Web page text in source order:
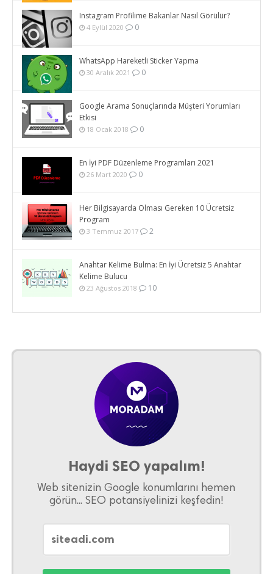
Instagram Profilime Bakanlar Nasıl Görülür?
4 Eylül 2020 0
WhatsApp Hareketli Sticker Yapma
30 Aralık 2021 0
Google Arama Sonuçlarında Müşteri Yorumları
Etkisi
18 Ocak 2018 0
En İyi PDF Düzenleme Programları 2021
26 Mart 2020 0
Her Bilgisayarda Olması Gereken 10 Ücretsiz
Program
3 Temmuz 2017 2
Anahtar Kelime Bulma: En İyi Ücretsiz 5 Anahtar
Kelime Bulucu
23 Ağustos 2018 10
Haydi SEO yapalım!
Web sitenizin Google konumlarını hemen
görün... SEO potansiyelinizi keşfedin!